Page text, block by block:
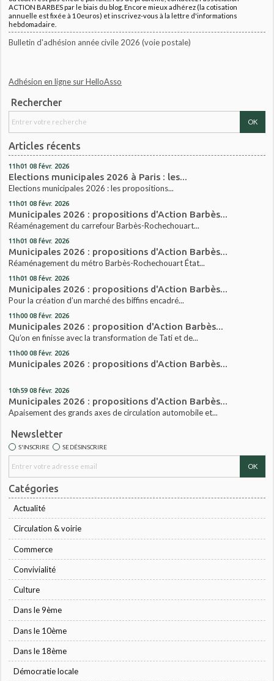
ACTION BARBES par le biais du blog. Encore mieux adhérez (la cotisation
annuelle est fixée à 10euros) et inscrivez-vous à la lettre d'informations
hebdomadaire.
Bulletin d'adhésion année civile 2026 (voie postale)
Adhésion en ligne sur HelloAsso
Rechercher
Articles récents
11h01 08 févr. 2026
Elections municipales 2026 à Paris : les...
Elections municipales 2026 : les propositions...
11h01 08 févr. 2026
Municipales 2026 : propositions d'Action Barbès...
Réaménagement du carrefour Barbès-Rochechouart...
11h01 08 févr. 2026
Municipales 2026 : propositions d'Action Barbès...
Réaménagement du métro Barbès-Rochechouart État...
11h01 08 févr. 2026
Municipales 2026 : propositions d'Action Barbès...
Pour la création d’un marché des biffins encadré...
11h00 08 févr. 2026
Municipales 2026 : proposition d'Action Barbès...
Qu’on en finisse avec la transformation de Tati et de...
11h00 08 févr. 2026
Municipales 2026 : propositions d'Action Barbès...
10h59 08 févr. 2026
Municipales 2026 : propositions d'Action Barbès...
Apaisement des grands axes de circulation automobile et...
Newsletter
S'INSCRIRE SE DÉSINSCRIRE
Catégories
Actualité
Circulation & voirie
Commerce
Convivialité
Culture
Dans le 9ème
Dans le 10ème
Dans le 18ème
Démocratie locale